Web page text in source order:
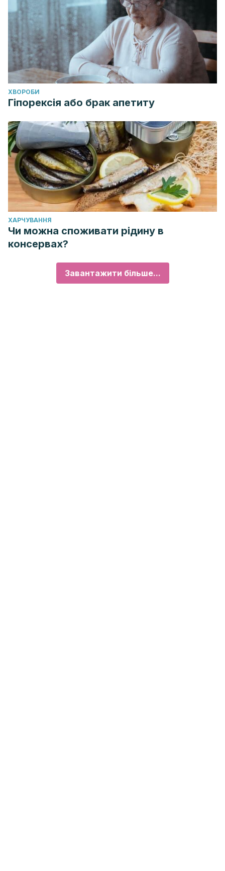
ХВОРОБИ
Гіпорексія або брак апетиту
ХАРЧУВАННЯ
Чи можна споживати рідину в
консервах?
Завантажити більше...